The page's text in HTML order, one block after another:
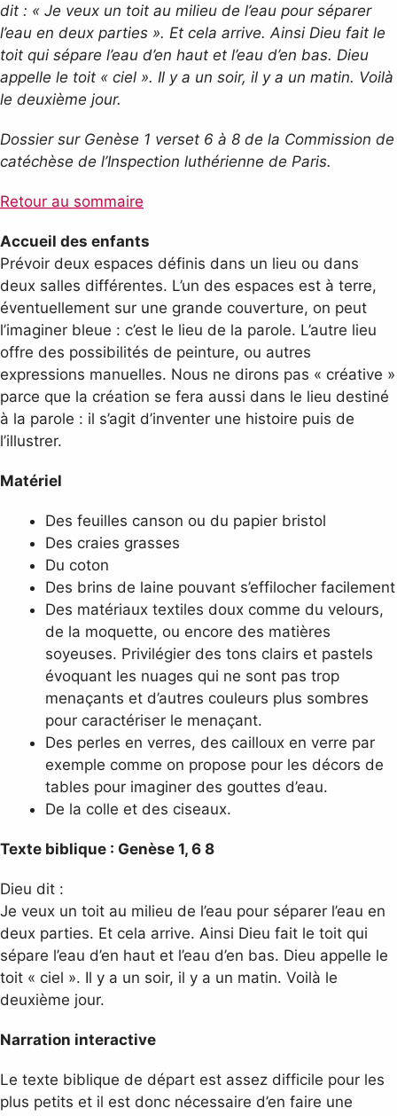
dit : « Je veux un toit au milieu de l’eau pour séparer
l’eau en deux parties ». Et cela arrive. Ainsi Dieu fait le
toit qui sépare l’eau d’en haut et l’eau d’en bas. Dieu
appelle le toit « ciel ». Il y a un soir, il y a un matin. Voilà
le deuxième jour.
Dossier sur Genèse 1 verset 6 à 8 de la Commission de
catéchèse de l’Inspection luthérienne de Paris.
Retour au sommaire
Accueil des enfants
Prévoir deux espaces définis dans un lieu ou dans
deux salles différentes. L’un des espaces est à terre,
éventuellement sur une grande couverture, on peut
l’imaginer bleue : c’est le lieu de la parole. L’autre lieu
offre des possibilités de peinture, ou autres
expressions manuelles. Nous ne dirons pas « créative »
parce que la création se fera aussi dans le lieu destiné
à la parole : il s’agit d’inventer une histoire puis de
l’illustrer.
Matériel
Des feuilles canson ou du papier bristol
Des craies grasses
Du coton
Des brins de laine pouvant s’effilocher facilement
Des matériaux textiles doux comme du velours,
de la moquette, ou encore des matières
soyeuses. Privilégier des tons clairs et pastels
évoquant les nuages qui ne sont pas trop
menaçants et d’autres couleurs plus sombres
pour caractériser le menaçant.
Des perles en verres, des cailloux en verre par
exemple comme on propose pour les décors de
tables pour imaginer des gouttes d’eau.
De la colle et des ciseaux.
Texte biblique : Genèse 1, 6 8
Dieu dit :
Je veux un toit au milieu de l’eau pour séparer l’eau en
deux parties. Et cela arrive. Ainsi Dieu fait le toit qui
sépare l’eau d’en haut et l’eau d’en bas. Dieu appelle le
toit « ciel ». Il y a un soir, il y a un matin. Voilà le
deuxième jour.
Narration interactive
Le texte biblique de départ est assez difficile pour les
plus petits et il est donc nécessaire d’en faire une